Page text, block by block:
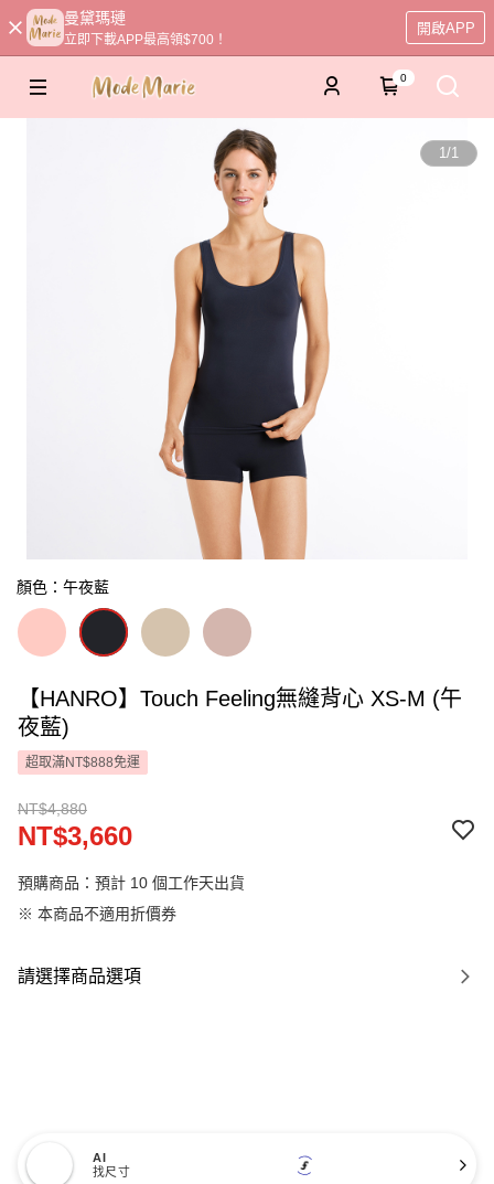
曼黛瑪璉
立即下載APP最高領$700！
開啟APP
0
1/1
顏色：午夜藍
【HANRO】Touch Feeling無縫背心 XS-M (午
夜藍)
超取滿NT$888免運
NT$4,880
NT$3,660
預購商品：預計 10 個工作天出貨
※ 本商品不適用折價券
請選擇商品選項
AI
找尺寸